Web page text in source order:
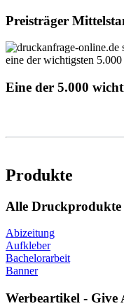
Preisträger
Eine der 5.000
Produkte
Alle Druckprodukte
Abizeitung
Aufkleber
Bachelorarbeit
Banner
Werbeartikel - Give